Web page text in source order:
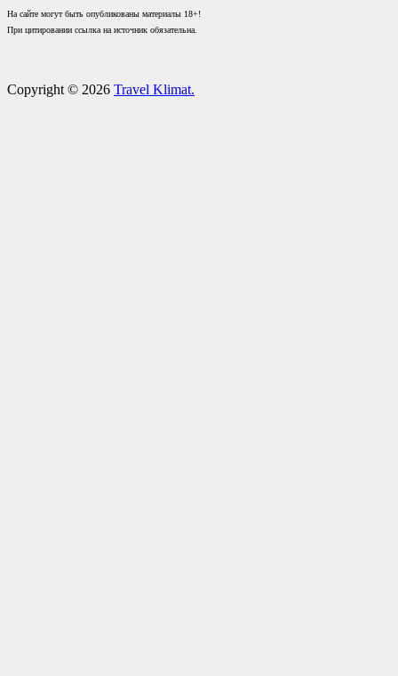
На сайте могут быть опубликованы материалы 18+!
При цитировании ссылка на источник обязательна.
Copyright © 2026 Travel Klimat.